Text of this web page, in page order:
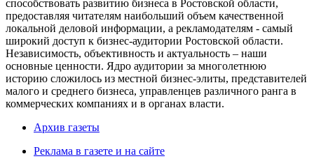
способствовать развитию бизнеса в Ростовской области,
предоставляя читателям наибольший объем качественной
локальной деловой информации, а рекламодателям - самый
широкий доступ к бизнес-аудитории Ростовской области.
Независимость, объективность и актуальность – наши
основные ценности. Ядро аудитории за многолетнюю
историю сложилось из местной бизнес-элиты, представителей
малого и среднего бизнеса, управленцев различного ранга в
коммерческих компаниях и в органах власти.
Архив газеты
Реклама в газете и на сайте